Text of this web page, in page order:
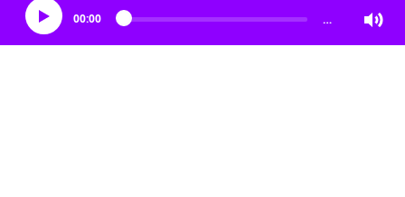
00:00 …